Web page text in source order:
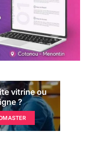
vitrine ou
?